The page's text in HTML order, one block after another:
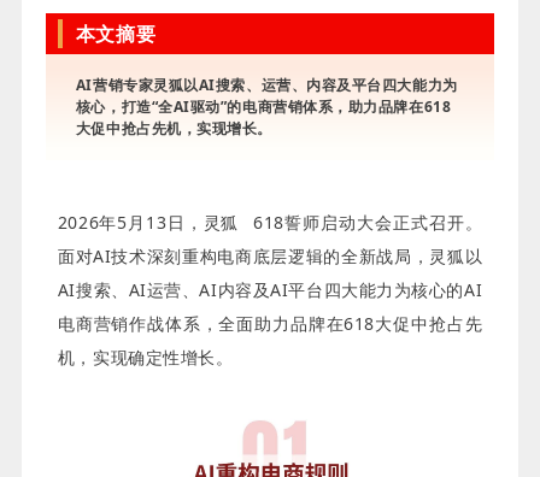
本文摘要
AI营销专家灵狐以AI搜索、运营、内容及平台四大能力为
核心，打造“全AI驱动”的电商营销体系，助力品牌在618
大促中抢占先机，实现增长。
2026年5月13日， 灵狐
618誓师启动大会正式召开。
面对AI技术深刻重构电商底层逻辑的全新战局，灵狐以
AI搜索、AI运营、AI内容及AI平台四大能力为核心的AI
电商营销作战体系，全面助力品牌在618大促中抢占先
机，实现确定性增长。